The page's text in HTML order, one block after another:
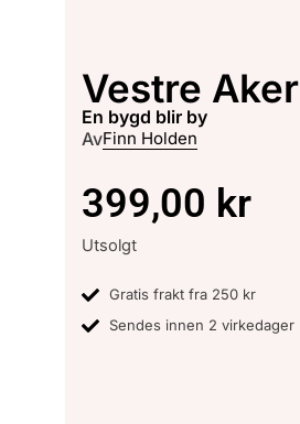
Vestre Aker
en bygd blir by
AvFinn Holden
399,00 kr
Utsolgt
Gratis frakt fra 250 kr
Sendes innen 2 virkedager